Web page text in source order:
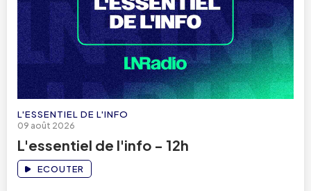
L'ESSENTIEL DE L'INFO
09 août 2026
L'essentiel de l'info - 12h
ECOUTER